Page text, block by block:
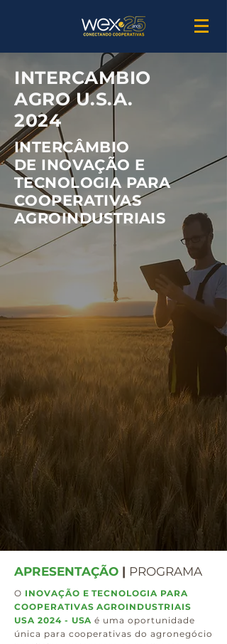
INTERCAMBIO
AGRO U.S.A.
2024
INTERCÂMBIO
DE INOVAÇÃO E
TECNOLOGIA PARA
COOPERATIVAS
AGROINDUSTRIAIS
APRESENTAÇÃO | PROGRAMA
O INOVAÇÃO E TECNOLOGIA PARA
COOPERATIVAS AGROINDUSTRIAIS
USA 2024 - USA é uma oportunidade
única para cooperativas do agronegócio